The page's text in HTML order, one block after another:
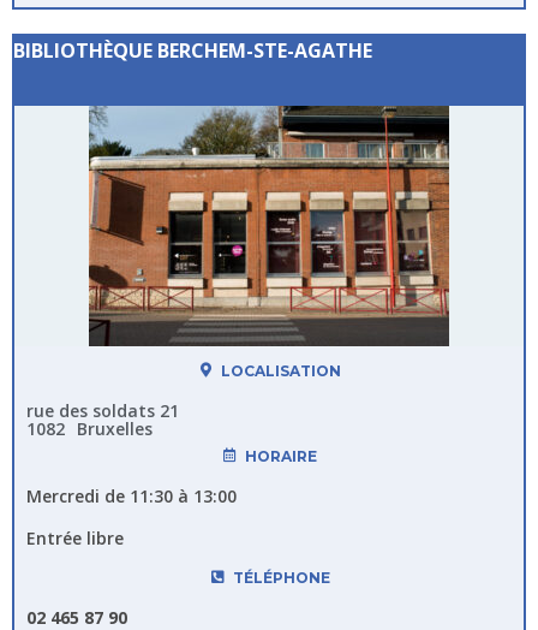
BIBLIOTHÈQUE BERCHEM-STE-AGATHE
LOCALISATION
rue des soldats 21
1082 Bruxelles
HORAIRE
Mercredi de 11:30 à 13:00
Entrée libre
TÉLÉPHONE
02 465 87 90